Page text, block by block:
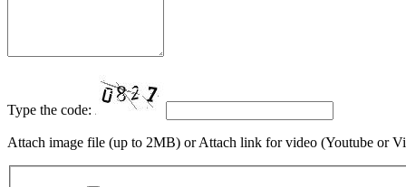
Type the code:
Attach image file (up to 2MB) or Attach link for video (Youtube or